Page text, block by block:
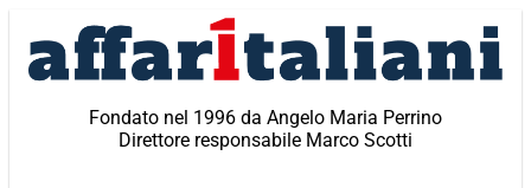
contenuto
Fondato nel 1996 da Angelo Maria Perrino
Direttore responsabile Marco Scotti